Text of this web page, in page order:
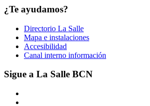
¿Te ayudamos?
Directorio La Salle
Mapa e instalaciones
Accesibilidad
Canal interno información
Sigue a La Salle BCN